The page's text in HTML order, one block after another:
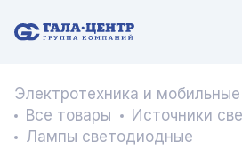
Электротехника и
Все товары
Источники
Лампы светодиодные